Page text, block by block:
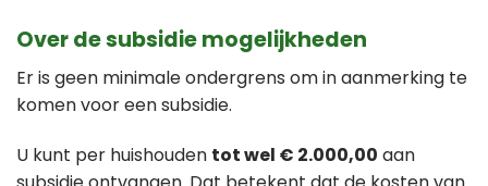
Over de subsidie mogelijkheden
Er is geen minimale ondergrens om in aanmerking te
komen voor een subsidie.
U kunt per huishouden tot wel € 2.000,00 aan